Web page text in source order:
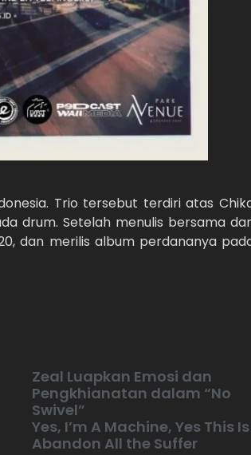
Trio tersebut terdiri atas
drum. Setelah menulis bersama
dan merilis album perdananya
Zeal Luapkan Emosi dan
Pengkhianatan dalam “No
Swivel”
Yes, I’m A Machine, Yes This Is
Abandon All the Suffer